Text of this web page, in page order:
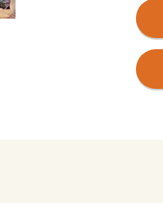
ふるさと納税制
業を推進したい
通りの使い道を
ービスを返礼品
前橋市出身の皆